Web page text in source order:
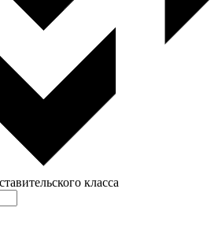
класса